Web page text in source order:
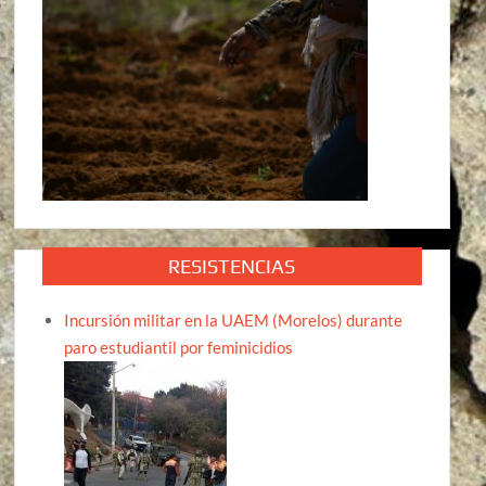
RESISTENCIAS
Incursión militar en la UAEM (Morelos) durante
paro estudiantil por feminicidios